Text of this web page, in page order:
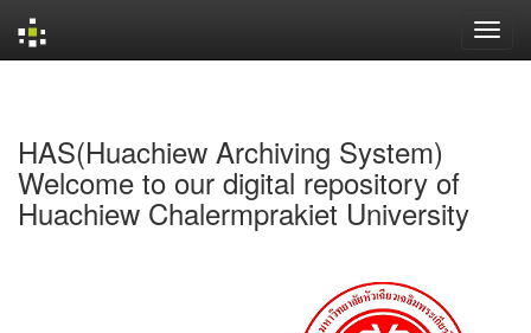
HAS(Huachiew Archiving System)
Welcome to our digital repository of
Huachiew Chalermprakiet University